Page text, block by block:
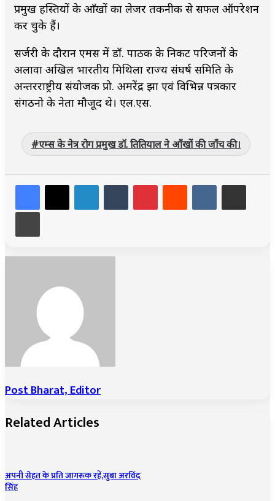
प्रमुख हस्तियों के आँखों का लेजर तकनीक से सफल ऑपरेशन
कर चुके हैं।
सर्जरी के दौरान एमस में डॉ. पाठक के निकट परिजनों के
अलावा अखिल भारतीय मिथिला राज्य संघर्ष समिति के
अन्तरराष्ट्रीय संयोजक प्रो. अमरेंद्र झा एवं विभिन्न पत्रकार
संगठनो के नेता मौजूद थे। एल.एस.
एम्स के नेत्र रोग प्रमुख डॉ. तितियाल ने आँखों की जाँच की।
LinkedInTumblrPinterestRedditVKontakte
Share via Email
Print
Post Bharat, Editor
Related Articles
अपनी सेहत के प्रति जागरूक रहें,सुबा अरविंद
सिंह